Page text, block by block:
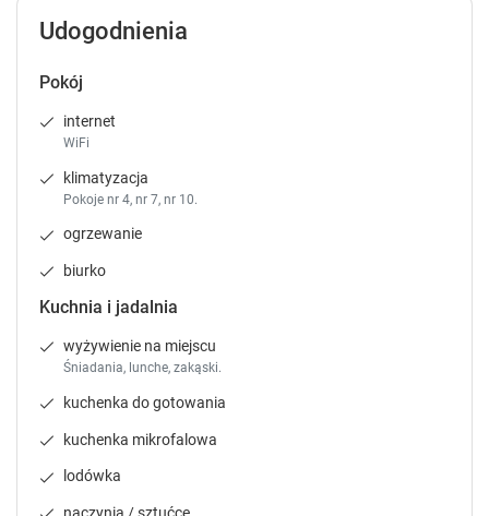
Udogodnienia
Pokój
internet
WiFi
klimatyzacja
Pokoje nr 4, nr 7, nr 10.
ogrzewanie
biurko
Kuchnia i jadalnia
wyżywienie na miejscu
Śniadania, lunche, zakąski.
kuchenka do gotowania
kuchenka mikrofalowa
lodówka